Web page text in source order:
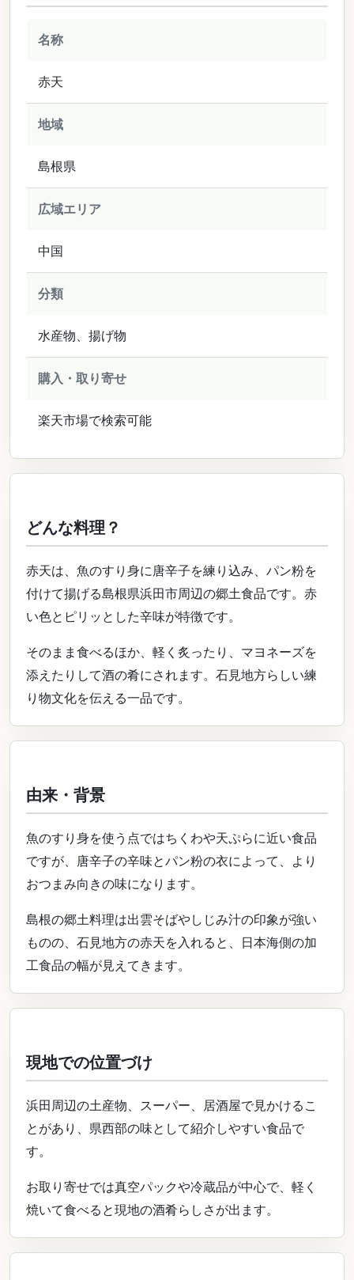
名称
赤天
地域
島根県
広域エリア
中国
分類
水産物、揚げ物
購入・取り寄せ
楽天市場で検索可能
どんな料理？
赤天は、魚のすり身に唐辛子を練り込み、パン粉を
付けて揚げる島根県浜田市周辺の郷土食品です。赤
い色とピリッとした辛味が特徴です。
そのまま食べるほか、軽く炙ったり、マヨネーズを
添えたりして酒の肴にされます。石見地方らしい練
り物文化を伝える一品です。
由来・背景
魚のすり身を使う点ではちくわや天ぷらに近い食品
ですが、唐辛子の辛味とパン粉の衣によって、より
おつまみ向きの味になります。
島根の郷土料理は出雲そばやしじみ汁の印象が強い
ものの、石見地方の赤天を入れると、日本海側の加
工食品の幅が見えてきます。
現地での位置づけ
浜田周辺の土産物、スーパー、居酒屋で見かけるこ
とがあり、県西部の味として紹介しやすい食品で
す。
お取り寄せでは真空パックや冷蔵品が中心で、軽く
焼いて食べると現地の酒肴らしさが出ます。